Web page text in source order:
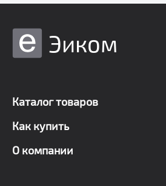
Эиком
Каталог товаров
Как купить
О компании